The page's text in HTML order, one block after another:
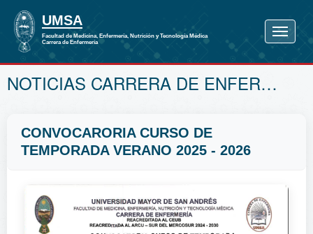
NOTICIAS CARRERA DE ENFERMERÍA
CONVOCARORIA CURSO DE
TEMPORADA VERANO 2025 - 2026